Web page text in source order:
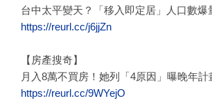
台中太平變天？「移入即定居」人口數
https://reurl.cc/j6jjZn
【房產搜奇】
月入8萬不買房！她列「4原因」曝晚年
https://reurl.cc/9WYejO